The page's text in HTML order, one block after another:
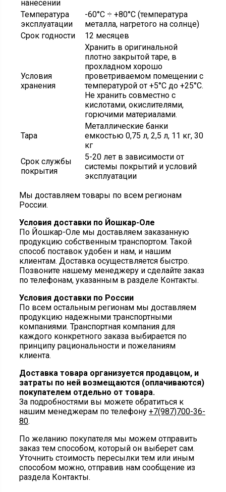
нанесении
Температура
эксплуатации
-60°С ÷ +80°С (температура
металла, нагретого на солнце)
Срок годности
12 месяцев
Условия
хранения
Хранить в оригинальной
плотно закрытой таре, в
прохладном хорошо
проветриваемом помещении с
температурой от +5°С до +25°С.
Не хранить совместно с
кислотами, окислителями,
горючими материалами.
Тара
Металлические банки
емкостью 0,75 л, 2,5 л, 11 кг, 30
кг
Срок службы
покрытия
5-20 лет в зависимости от
системы покрытий и условий
эксплуатации
Мы доставляем товары по всем регионам
России.
Условия доставки по Йошкар-Оле
По Йошкар-Оле мы доставляем заказанную
продукцию собственным транспортом. Такой
способ поставок удобен и нам, и нашим
клиентам. Доставка осуществляется быстро.
Позвоните нашему менеджеру и сделайте заказ
по телефонам, указанным в разделе Контакты.
Условия доставки по России
По всем остальным регионам мы доставляем
продукцию надежными транспортными
компаниями. Транспортная компания для
каждого конкретного заказа выбирается по
принципу рациональности и пожеланиям
клиента.
Доставка товара организуется продавцом, и
затраты по ней возмещаются (оплачиваются)
покупателем отдельно от товара.
За подробностями вы можете обратиться к
нашим менеджерам по телефону +7(987)700-36-
80.
По желанию покупателя мы можем отправить
заказ тем способом, который он выберет сам.
Уточнить стоимость пересылки тем или иным
способом можно, отправив нам сообщение из
раздела Контакты.